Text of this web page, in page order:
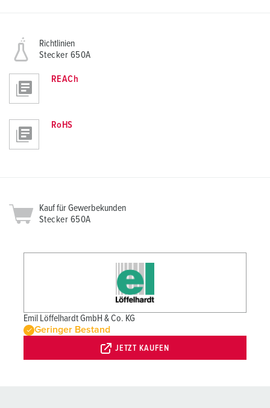
Richtlinien
Stecker 650A
REACh
RoHS
Kauf für Gewerbekunden
Stecker 650A
Emil Löffelhardt GmbH & Co. KG
Geringer Bestand
JETZT KAUFEN